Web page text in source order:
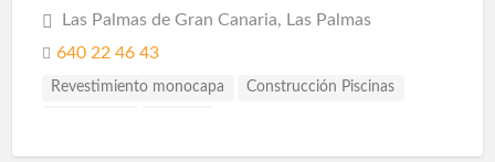
Las Palmas de Gran Canaria, Las Palmas
640 22 46 43
Revestimiento monocapa Construcción Piscinas